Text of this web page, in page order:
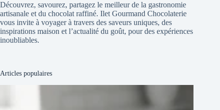
Découvrez, savourez, partagez le meilleur de la gastronomie
artisanale et du chocolat raffiné. Ilet Gourmand Chocolaterie
vous invite à voyager à travers des saveurs uniques, des
inspirations maison et l’actualité du goût, pour des expériences
inoubliables.
Articles populaires